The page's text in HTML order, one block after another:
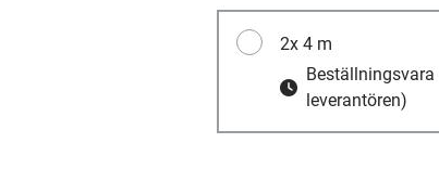
2x 4 m
Beställningsvara
leverantören)